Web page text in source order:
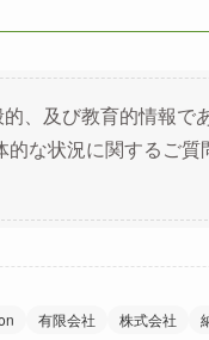
、及び教育的情報で
な状況に関するご
有限会社 株式会社